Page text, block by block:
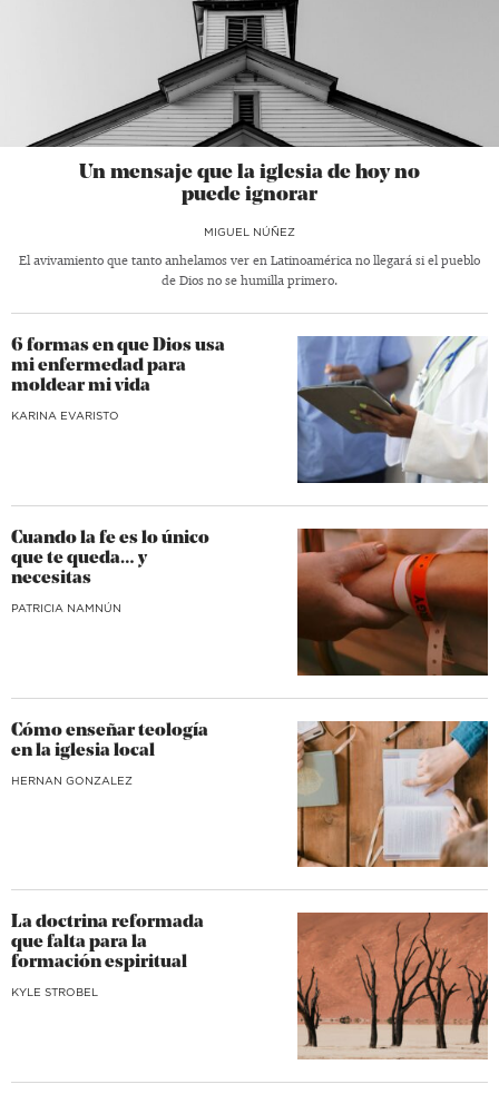
Un mensaje que la iglesia de hoy no
puede ignorar
MIGUEL NÚÑEZ
El avivamiento que tanto anhelamos ver en Latinoamérica no llegará si el pueblo
de Dios no se humilla primero.
6 formas en que Dios usa
mi enfermedad para
moldear mi vida
KARINA EVARISTO
Cuando la fe es lo único
que te queda… y
necesitas
​PATRICIA NAMNÚN
Cómo enseñar teología
en la iglesia local
HERNAN GONZALEZ
La doctrina reformada
que falta para la
formación espiritual
KYLE STROBEL